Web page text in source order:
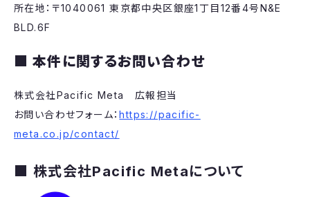
所在地：〒1040061 東京都中央区銀座1丁目12番4号N&E
BLD.6F
■ 本件に関するお問い合わせ
株式会社Pacific Meta 広報担当
お問い合わせフォーム：https://pacific-
meta.co.jp/contact/
株式会社Pacific Metaについて